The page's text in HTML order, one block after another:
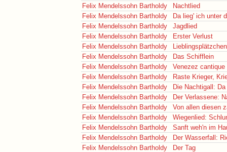
Felix Mendelssohn Bartholdy
Nachtlied
Felix Mendelssohn Bartholdy
Da lieg' ich unter
Felix Mendelssohn Bartholdy
Jagdlied
Felix Mendelssohn Bartholdy
Erster Verlust
Felix Mendelssohn Bartholdy
Lieblingsplätzchen
Felix Mendelssohn Bartholdy
Das Schifflein
Felix Mendelssohn Bartholdy
Venezez cantique
Felix Mendelssohn Bartholdy
Raste Krieger,
Felix Mendelssohn Bartholdy
Die Nachtigall:
Felix Mendelssohn Bartholdy
Der Verlassene:
Felix Mendelssohn Bartholdy
Von allen diesen
Felix Mendelssohn Bartholdy
Wiegenlied:
Felix Mendelssohn Bartholdy
Sanft weh'n im
Felix Mendelssohn Bartholdy
Der Wasserfall:
Felix Mendelssohn Bartholdy
Der Tag